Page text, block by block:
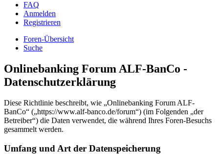
FAQ
Anmelden
Registrieren
Foren-Übersicht
Suche
Onlinebanking Forum ALF-BanCo -
Datenschutzerklärung
Diese Richtlinie beschreibt, wie „Onlinebanking Forum ALF-
BanCo“ („https://www.alf-banco.de/forum“) (im Folgenden „der
Betreiber“) die Daten verwendet, die während Ihres Foren-Besuchs
gesammelt werden.
Umfang und Art der Datenspeicherung